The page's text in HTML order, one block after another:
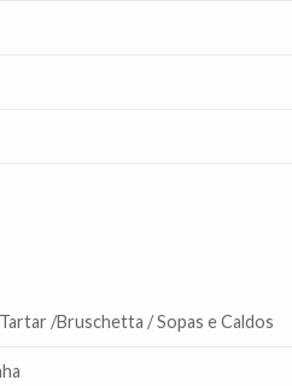
/Bruschetta / Sopas e Caldos